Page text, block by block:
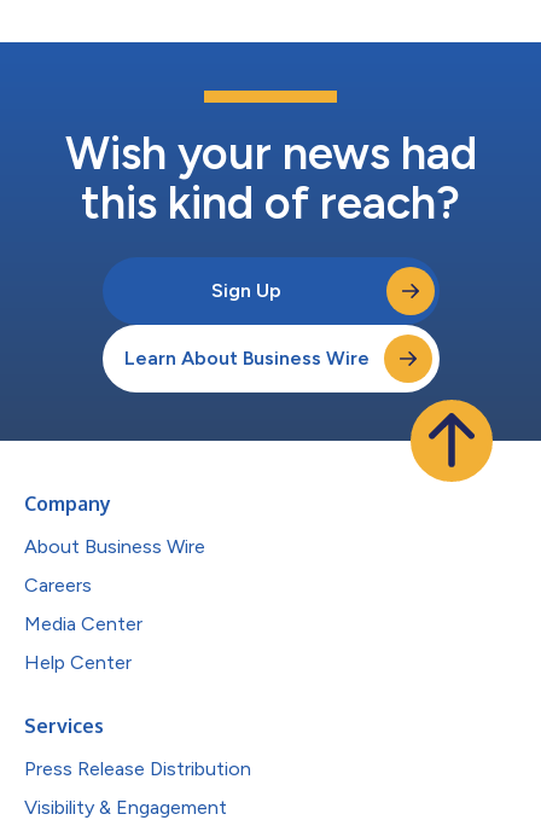
Wish your news had
this kind of reach?
Sign Up
Learn About Business Wire
Company
About Business Wire
Careers
Media Center
Help Center
Services
Press Release Distribution
Visibility & Engagement